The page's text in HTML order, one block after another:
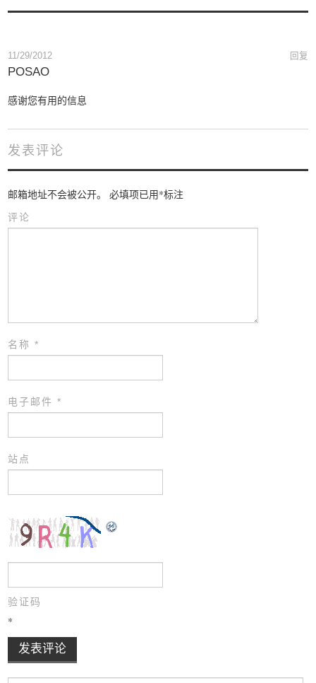
回复
11/29/2012
POSAO
感谢您有用的信息
发表评论
邮箱地址不会被公开。 必填项已用*标注
评论
名称*
电子邮件*
站点
验证码
*